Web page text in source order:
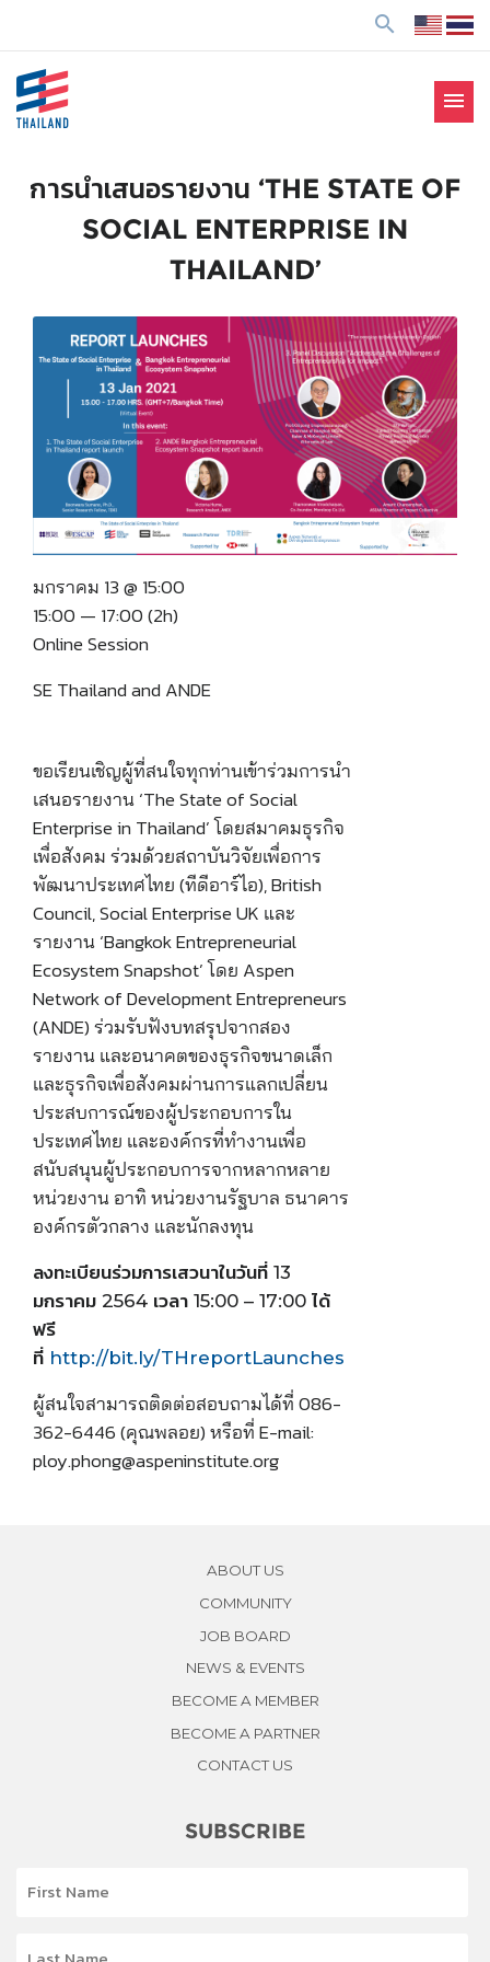
search
Enterprise: SE
menu
การนำเสนอรายงาน ‘THE STATE OF
SOCIAL ENTERPRISE IN
THAILAND’
ขอเรียนเชิญผู้ที่สนใจทุกท่านเข้าร่วมการนำ
เสนอรายงาน ‘The State of Social
Enterprise in Thailand’ โดยสมาคมธุรกิจ
เพื่อสังคม ร่วมด้วยสถาบันวิจัยเพื่อการ
พัฒนาประเทศไทย (ทีดีอาร์ไอ), British
Council, Social Enterprise UK และ
รายงาน ‘Bangkok Entrepreneurial
Ecosystem Snapshot’ โดย Aspen
Network of Development Entrepreneurs
(ANDE) ร่วมรับฟังบทสรุปจากสอง
รายงาน และอนาคตของธุรกิจขนาดเล็ก
และธุรกิจเพื่อสังคมผ่านการแลกเปลี่ยน
ประสบการณ์ของผู้ประกอบการใน
ประเทศไทย และองค์กรที่ทำงานเพื่อ
สนับสนุนผู้ประกอบการจากหลากหลาย
หน่วยงาน อาทิ หน่วยงานรัฐบาล ธนาคาร
องค์กรตัวกลาง และนักลงทุน
ลงทะเบียนร่วมการเสวนาในวันที่ 13
มกราคม 2564 เวลา 15:00 – 17:00 ได้
ฟรี
ที่ http://bit.ly/THreportLaunches
ผู้สนใจสามารถติดต่อสอบถามได้ที่ 086-
362-6446 (คุณพลอย) หรือที่ E-mail:
ploy.phong@aspeninstitute.org
มกราคม 13 @ 15:00
15:00 — 17:00(2h)
Online Session
SE Thailand and ANDE
ABOUT US
COMMUNITY
JOB BOARD
NEWS & EVENTS
BECOME A MEMBER
BECOME A PARTNER
CONTACT US
SUBSCRIBE